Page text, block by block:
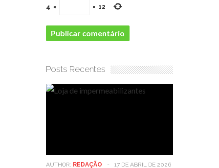
4 × = 12
Posts Recentes
AUTHOR: REDAÇÃO - 17 DE ABRIL DE 2026